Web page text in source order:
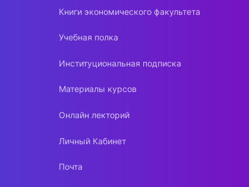
Книги экономического факультета
Учебная полка
Институциональная подписка
Материалы курсов
Онлайн лекторий
Личный Кабинет
Почта